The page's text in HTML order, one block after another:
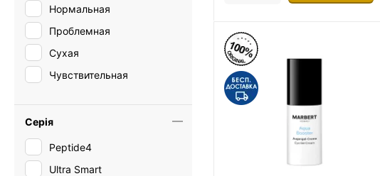
Против воспалений
Против морщин
Против сухости
Против темных кругов
Успокоение
Нормальная
Проблемная
Сухая
Чувствительная
Серія
Peptide4
Ultra Smart